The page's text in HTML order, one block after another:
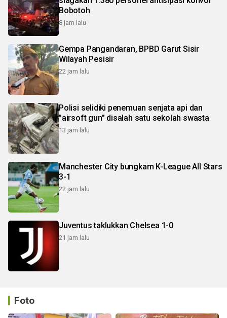
Bobotoh
8 jam lalu
Gempa Pangandaran, BPBD Garut Sisir
Wilayah Pesisir
22 jam lalu
Polisi selidiki penemuan senjata api dan
"airsoft gun" disalah satu sekolah swasta
13 jam lalu
Manchester City bungkam K-League All Stars
3-1
22 jam lalu
Juventus taklukkan Chelsea 1-0
21 jam lalu
Foto